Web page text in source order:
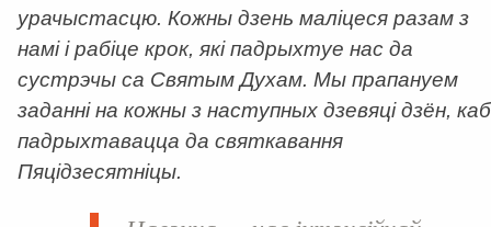
урачыстасцю. Кожны дзень маліцеся разам з
намі і рабіце крок, які падрыхтуе нас да
сустрэчы са Святым Духам. Мы прапануем
заданні на кожны з наступных дзевяці дзён, каб
падрыхтавацца да святкавання
Пяцідзесятніцы.